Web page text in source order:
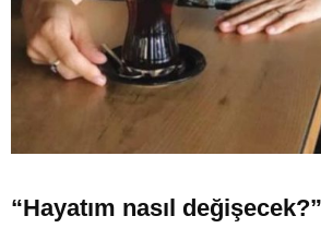
“Hayatım nasıl değişecek?”